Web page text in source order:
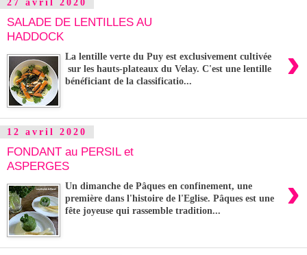
27 avril 2020
SALADE DE LENTILLES AU
HADDOCK
›
La lentille verte du Puy est exclusivement cultivée
sur les hauts-plateaux du Velay. C'est une lentille
bénéficiant de la classificatio...
12 avril 2020
FONDANT au PERSIL et
ASPERGES
›
Un dimanche de Pâques en confinement, une
première dans l'histoire de l'Eglise. Pâques est une
fête joyeuse qui rassemble tradition...